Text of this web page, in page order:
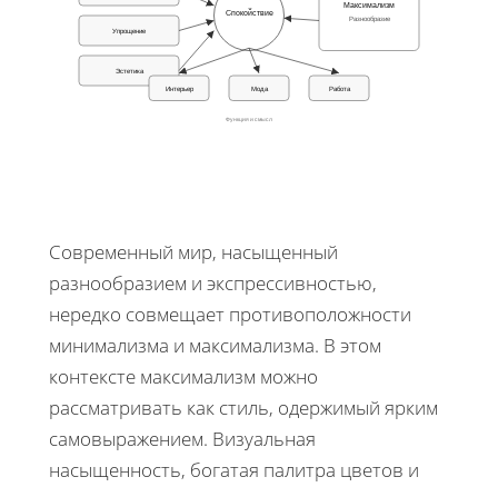
Упрощение
Эстетика
Максимализм
Разнообразие
Спокойствие
Интерьер Мода Работа
Функция и смысл
Современный мир, насыщенный
разнообразием и экспрессивностью,
нередко совмещает противоположности
минимализма и максимализма. В этом
контексте максимализм можно
рассматривать как стиль, одержимый ярким
самовыражением. Визуальная
насыщенность, богатая палитра цветов и